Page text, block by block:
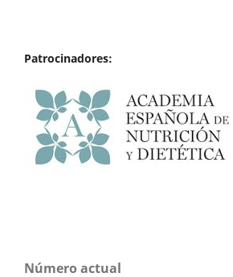
Patrocinadores:
Número actual